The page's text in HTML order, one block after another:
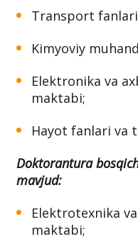
Transport
Kimyoviy
Elektronika va
maktabi;
Hayot fanlari va
Doktorantura
mavjud:
Elektrotexnika
maktabi;